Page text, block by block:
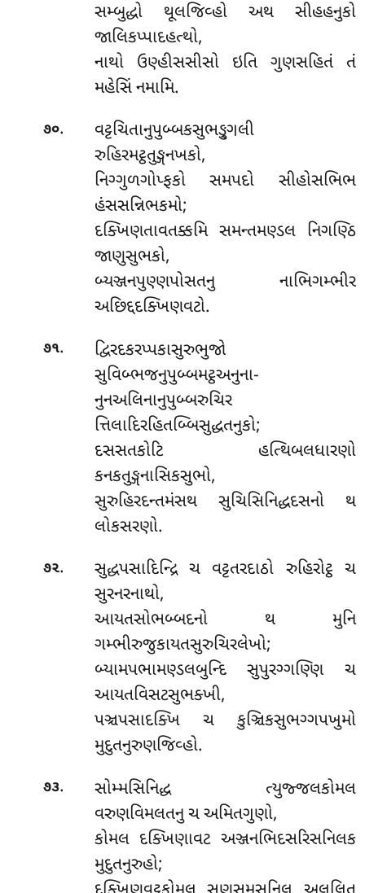
સમ્બુદ્ધો થૂલજિવ્હો અથ સીહહનુકો
જાલિકપ્પાદહત્થો,
નાથો ઉણ્હીસસીસો ઇતિ ગુણસહિતં તં
મહેસિં નમામિ.
૭૦.
વટ્ટચિતાનુપુબ્બકસુભઙ્ગુલી
રુહિરમટ્ઠતુઙ્ગનખકો,
નિગ્ગુળગોપ્ફકો સમપદો સીહોસભિભ
હંસસન્નિભકમો;
દક્ખિણતાવતક્કમિ સમન્તમણ્ડલ નિગણ્ઠિ
જાણુસુભકો,
બ્યઞ્જનપુણ્ણપોસતનુ નાભિગમ્ભીર
અછિદ્દદક્ખિણવટો.
૭૧.
દ્વિરદકરપ્પકાસુરુભુજો
સુવિબ્ભજનુપુબ્બમટ્ઠઅનુના-
નુનઅલિનાનુપુબ્બરુચિર
ત્તિલાદિરહિતબ્બિસુદ્ધતનુકો;
દસસતકોટિ હત્થિબલધારણો
કનકતુઙ્ગનાસિકસુભો,
સુરુહિરદન્તમંસથ સુચિસિનિદ્ધદસનો થ
લોકસરણો.
૭૨.
સુદ્ધપસાદિન્દ્રિ ચ વટ્ટતરદાઠો રુહિરોટ્ઠ ચ
સુરનરનાથો,
આયતસોભબ્બદનો થ મુનિ
ગમ્ભીરુજુકાયતસુરુચિરલેખો;
બ્યામપભામણ્ડલબુન્દિ સુપુરગ્ગણ્ણિ ચ
આયતવિસટસુભક્ખી,
પઞ્ચપસાદક્ખિ ચ કુઞ્ચિકસુભગ્ગપખુમો
મુદુતનુરુણજિવ્હો.
૭૩.
સોમ્મસિનિદ્ધ ત્યુજ્જલકોમલ
વરુણવિમલતનુ ચ અમિતગુણો,
કોમલ દક્ખિણાવટ અઞ્જનભિદસરિસનિલક
મુદુતનુરુહો;